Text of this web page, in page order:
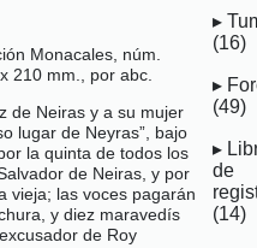
Monacales, núm.
210 mm., por abc.
de Neiras y a su mujer
lugar de Neyras”, bajo
la quinta de todos los
de Neiras, y por
vieja; las voces pagarán
y diez maravedís
de Roy
(16)
(49)
de
(14)